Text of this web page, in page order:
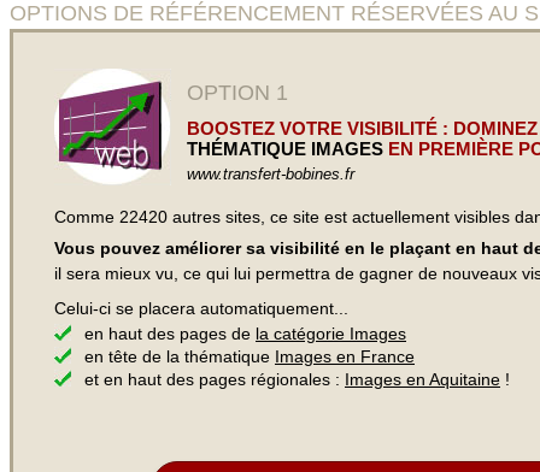
OPTIONS DE RÉFÉRENCEMENT RÉSERVÉES AU
OPTION 1
BOOSTEZ VOTRE VISIBILITÉ :
THÉMATIQUE IMAGES EN PREMIÈRE
www.transfert-bobines.fr
Comme 22420 autres sites, ce site est actuellement visibles
Vous pouvez améliorer sa visibilité en le plaçant en haut
il sera mieux vu, ce qui lui permettra de gagner de nouveaux
Celui-ci se placera automatiquement...
en haut des pages de la catégorie Images
en tête de la thématique Images en France
et en haut des pages régionales : Images en Aquitaine !